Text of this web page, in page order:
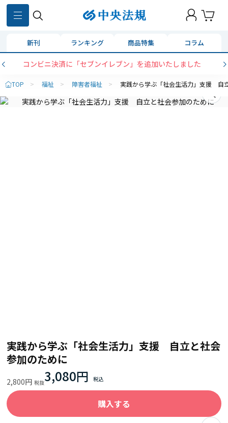
新刊 ランキング 商品特集 コラム
コンビニ決済に「セブンイレブン」を追加いたしました
TOP > 福祉 > 障害者福祉 > 実践から学ぶ「社会生活力」支援 自
実践から学ぶ「社会生活力」支援 自立と社会
参加のために
2,800円 3,080円
購入する